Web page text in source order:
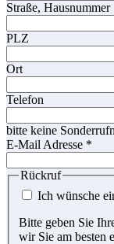
Straße, Hausnummer
PLZ
Ort
Telefon
bitte keine
E-Mail Adresse *
Rückruf
Ich wünsche
Bitte geben Sie
wir Sie am besten